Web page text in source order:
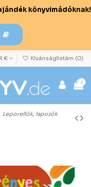
könyvimádóknak!
€ Kívánságlistám (0)
0
Leporellók, lapozók